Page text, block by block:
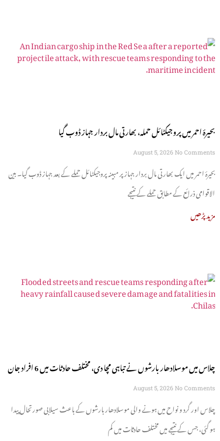
بحیرۂ احمر میں پروجیکٹائل حملہ، بھارتی مال بردار جہاز ڈوب گیا
August 5, 2026 No Comments
بحیرۂ احمر میں ایک بھارتی مال بردار جہاز پر مبینہ پروجیکٹائل حملے کے بعد جہاز ڈوب گیا۔ بین
الاقوامی ذرائع کے مطابق حملے کے نتیجے
مزید پڑھیں
چلاس میں موسلادھار بارشوں نے تباہی مچا دی، مختلف حادثات میں 6 افراد جان
سے گئے
August 5, 2026 No Comments
چلاس اور گرد و نواح میں ہونے والی موسلادھار بارشوں کے باعث سیلابی صورتحال پیدا
ہو گئی، جس کے نتیجے میں مختلف حادثات میں کم